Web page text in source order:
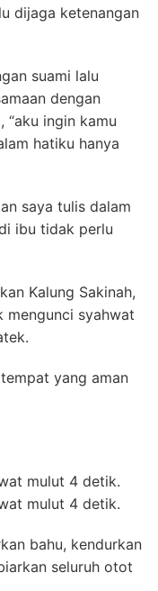
dijaga ketenangan
suami lalu
dengan
“aku ingin kamu
hatiku hanya
saya tulis dalam
ibu tidak perlu
Kalung Sakinah,
mengunci syahwat
yang aman
mulut 4 detik.
mulut 4 detik.
bahu, kendurkan
seluruh otot